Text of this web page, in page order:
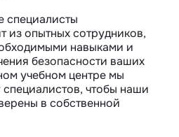
специалисты
из опытных сотрудников,
навыками и
безопасности ваших
учебном центре мы
чтобы наши
в собственной